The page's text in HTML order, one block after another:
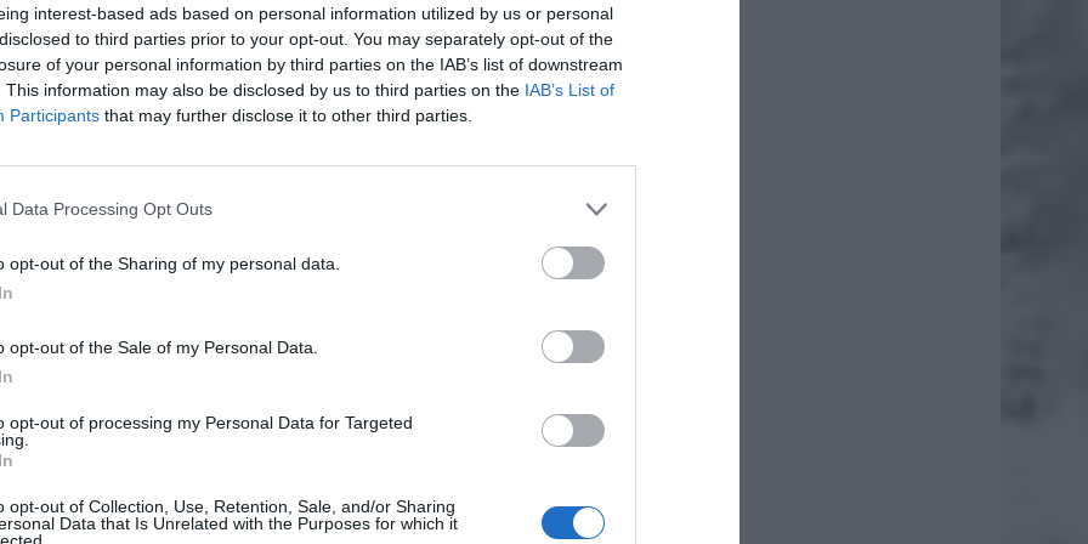
interest-based ads based on personal information utilized by us or personal
to third parties prior to your opt-out. You may separately opt-out of the
of your personal information by third parties on the IAB’s list of downstream
This information may also be disclosed by us to third parties on the IAB’s List of
Participants that may further disclose it to other third parties.
Data Processing Opt Outs
opt-out of the Sharing of my personal data.
opt-out of the Sale of my Personal Data.
opt-out of processing my Personal Data for Targeted
opt-out of Collection, Use, Retention, Sale, and/or Sharing
Data that Is Unrelated with the Purposes for which it
Fot. Pixabay
dziecko przysługuje 500 zł, a w przypadku dzieci niepełnosprawnych
liczyć na 1000 zł. W tym przypadku należy dołączyć orzeczenie o